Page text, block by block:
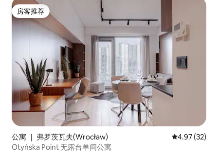
房客推荐
房客推荐
公寓 ｜ 弗罗茨瓦夫(Wrocław) 平均评分
4.97 (32)
Otyńska Point 无露台单间公寓